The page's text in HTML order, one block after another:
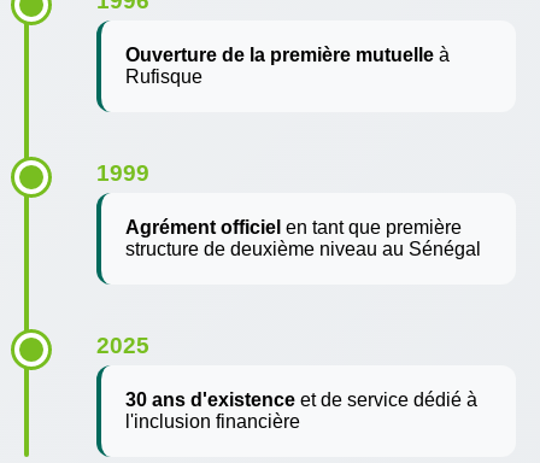
Ouverture de la première mutuelle à
Rufisque
1999
Agrément officiel en tant que première
structure de deuxième niveau au Sénégal
2025
30 ans d'existence et de service dédié à
l'inclusion financière